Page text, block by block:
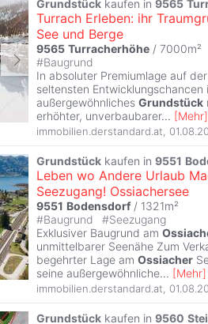
Grundstück kaufen in 9565
Turrach Erleben: ihr
See und Berge
9565 Turracherhöhe / 7000m²
#Baugrund
In absoluter Premiumlage auf
seltensten Entwicklungschancen
außergewöhnliches Grundstück
erhöhter, unverbaubarer... [Mehr]
immobilien.derstandard.at
Grundstück kaufen in 9551
Leben wo Andere Urlaub
Seezugang! Ossiachersee
9551 Bodensdorf / 1321m²
#Baugrund #Seezugang
Exklusiver Baugrund am
unmittelbarer Seenähe Zum
begehrter Lage am Ossiacher
seine außergewöhnliche... [Mehr]
immobilien.derstandard.at
Grundstück kaufen in 9560